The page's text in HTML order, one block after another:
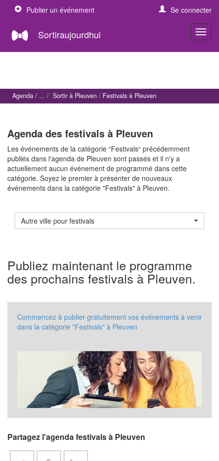
Publier un événement Se connecter
Sortiraujourdhui
Agenda Sortir à Pleuven Festivals à Pleuven
Agenda des festivals à Pleuven
Les événements de la catégorie “Festivals“ précédemment
publiés dans l'agenda de Pleuven sont passés et il n'y a
actuellement aucun événement de programmé dans cette
catégorie. Soyez le premier à présenter de nouveaux
événements dans la catégorie "Festivals" à Pleuven.
Autre ville pour festivals
Publiez maintenant le programme
des prochains festivals à Pleuven.
Commencez à publier gratuitement vos événements à venir
dans la catégorie "Festivals" à Pleuven
Partagez l'agenda festivals à Pleuven